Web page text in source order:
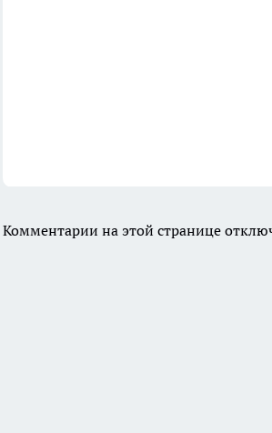
Комментарии на этой странице